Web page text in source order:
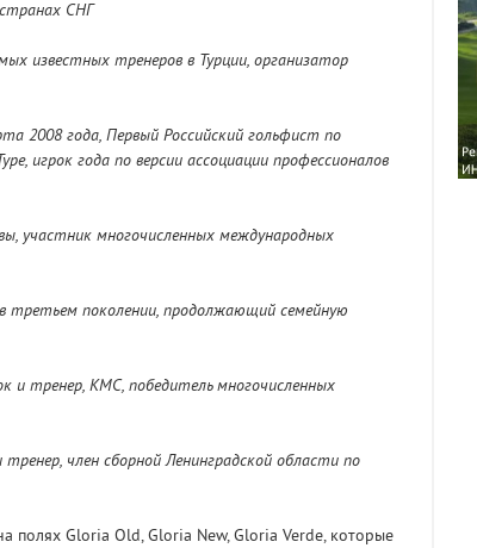
СНГ
известных тренеров в Турции, организатор
2008 года, Первый Российский гольфист по
игрок года по версии ассоциации профессионалов
участник многочисленных международных
третьем поколении, продолжающий семейную
и тренер, КМС, победитель многочисленных
член сборной Ленинградской области по
полях Gloria Old, Gloria New, Gloria Verde, которые